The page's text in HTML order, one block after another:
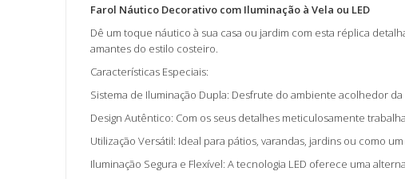
Farol Náutico Decorativo com Iluminação à Vela ou LED
Dê um toque náutico à sua casa ou jardim com esta réplica
amantes do estilo costeiro.
Características Especiais:
Sistema de Iluminação Dupla: Desfrute do ambiente acolhedor
Design Autêntico: Com os seus detalhes meticulosamente
Utilização Versátil: Ideal para pátios, varandas, jardins ou como
Iluminação Segura e Flexível: A tecnologia LED oferece uma